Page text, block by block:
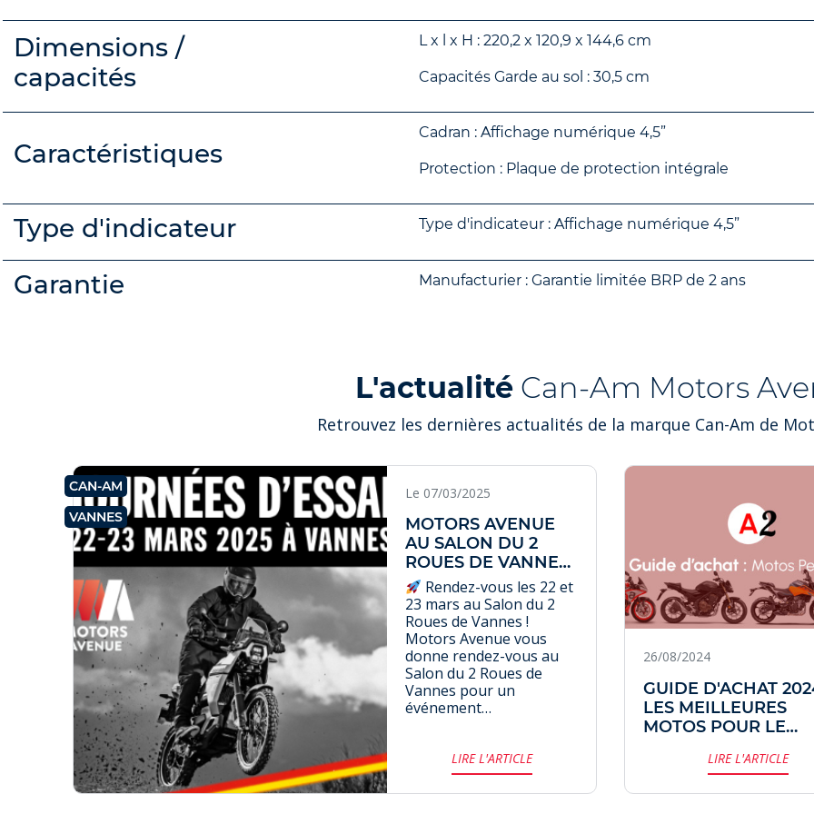
Dimensions /
capacités
L x l x H : 220,2 x 120,9 x 144,6 cm
Capacités Garde au sol : 30,5 cm
Caractéristiques
Cadran : Affichage numérique 4,5”
Protection : Plaque de protection intégrale
Type d'indicateur Type d'indicateur : Affichage numérique 4,5”
Garantie Manufacturier : Garantie limitée BRP de 2 ans
L'actualité Can-Am Motors
Retrouvez les dernières actualités de la marque Can-Am de
CAN-AM
VANNES
Le 07/03/2025
MOTORS AVENUE
AU SALON DU 2
ROUES DE VANNES :
DÉCOUVREZ ET
TESTEZ LES
NOUVEAUTÉS CAN-
AM !
Rendez-vous les 22 et
23 mars au Salon du 2
Roues de Vannes !
Motors Avenue vous
donne rendez-vous au
Salon du 2 Roues de
Vannes pour un
événement
amateurs de sensations
fortes, préparez-vous à
découvrir une sélection
LIRE L'ARTICLE
26/08/2024
GUIDE D'ACHAT
LES MEILLEURES
MOTOS POUR LE
LIRE L'ARTICLE